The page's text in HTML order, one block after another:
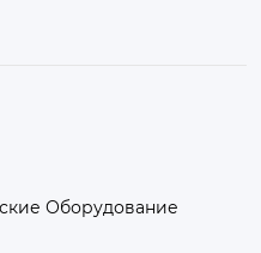
Оборудование